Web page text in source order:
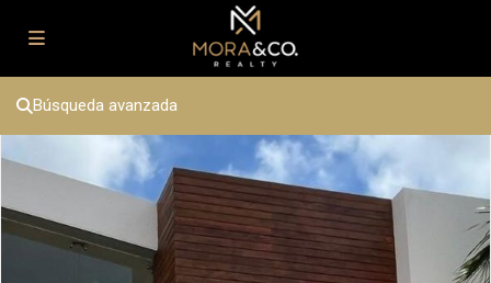
Búsqueda avanzada